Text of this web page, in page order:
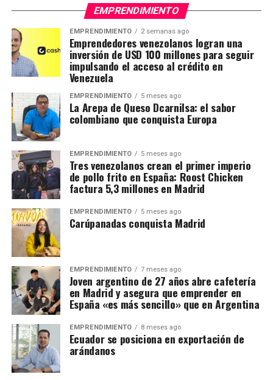
EMPRENDIMIENTO
EMPRENDIMIENTO 2 semanas ago
Emprendedores venezolanos logran una
inversión de USD 100 millones para seguir
impulsando el acceso al crédito en
Venezuela
EMPRENDIMIENTO 5 meses ago
La Arepa de Queso Dcarnilsa: el sabor
colombiano que conquista Europa
EMPRENDIMIENTO 5 meses ago
Tres venezolanos crean el primer imperio
de pollo frito en España: Roost Chicken
factura 5,3 millones en Madrid
EMPRENDIMIENTO 5 meses ago
Carúpanadas conquista Madrid
EMPRENDIMIENTO 7 meses ago
Joven argentino de 27 años abre cafetería
en Madrid y asegura que emprender en
España «es más sencillo» que en Argentina
EMPRENDIMIENTO 8 meses ago
Ecuador se posiciona en exportación de
arándanos